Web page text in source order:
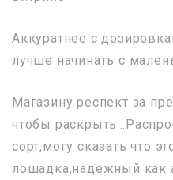
Аккуратнее с
лучше начинать с
Магазину респект за
чтобы
сорт,могу сказать что
лошадка,надежный как